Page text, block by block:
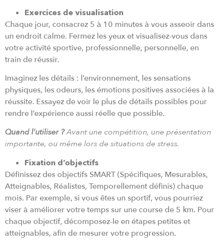
Exercices de visualisation
Chaque jour, consacrez 5 à 10 minutes à vous asseoir dans
un endroit calme. Fermez les yeux et visualisez-vous dans
votre activité sportive, professionnelle, personnelle, en
train de réussir.
Imaginez les détails : l’environnement, les sensations
physiques, les odeurs, les émotions positives associées à la
réussite. Essayez de voir le plus de détails possibles pour
rendre l’expérience aussi réelle que possible.
Quand l’utiliser ?Avant une compétition, une présentation
importante, ou même lors de situations de stress.
Fixation d’objectifs
Définissez des objectifs SMART (Spécifiques, Mesurables,
Atteignables, Réalistes, Temporellement définis) chaque
mois. Par exemple, si vous êtes un sportif, vous pourriez
viser à améliorer votre temps sur une course de 5 km. Pour
chaque objectif, décomposez-le en étapes petites et
atteignables, afin de mesurer votre progression.